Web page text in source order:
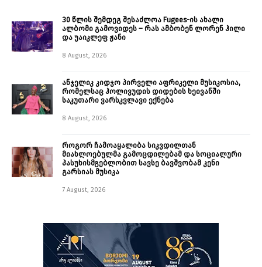
30 წლის შემდეგ შესაძლოა Fugees-ის ახალი
ალბომი გამოვიდეს – რას ამბობენ ლორენ ჰილი
და უაიკლეფ ჟანი
8 August, 2026
ანჯელიკ კიდჯო პირველი აფრიკელი მუსიკოსია,
რომელსაც ჰოლივუდის დიდების ხეივანში
საკუთარი ვარსკვლავი ექნება
8 August, 2026
როგორ ჩამოაყალიბა სიკვდილთან
მიახლოებულმა გამოცდილებამ და სოციალური
პასუხისმგებლობით სავსე ბავშვობამ კენი
გარსიას მუსიკა
7 August, 2026